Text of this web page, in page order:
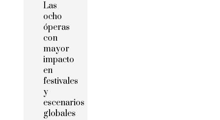
Las
ocho
óperas
con
mayor
impacto
en
festivales
y
escenarios
globales